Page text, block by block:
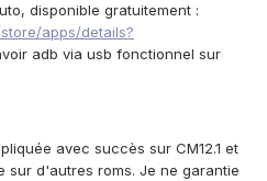
disponible gratuitement :
apps/details?
adb via usb fonctionnel sur
avec succès sur CM12.1 et
sur d'autres roms. Je ne garantie